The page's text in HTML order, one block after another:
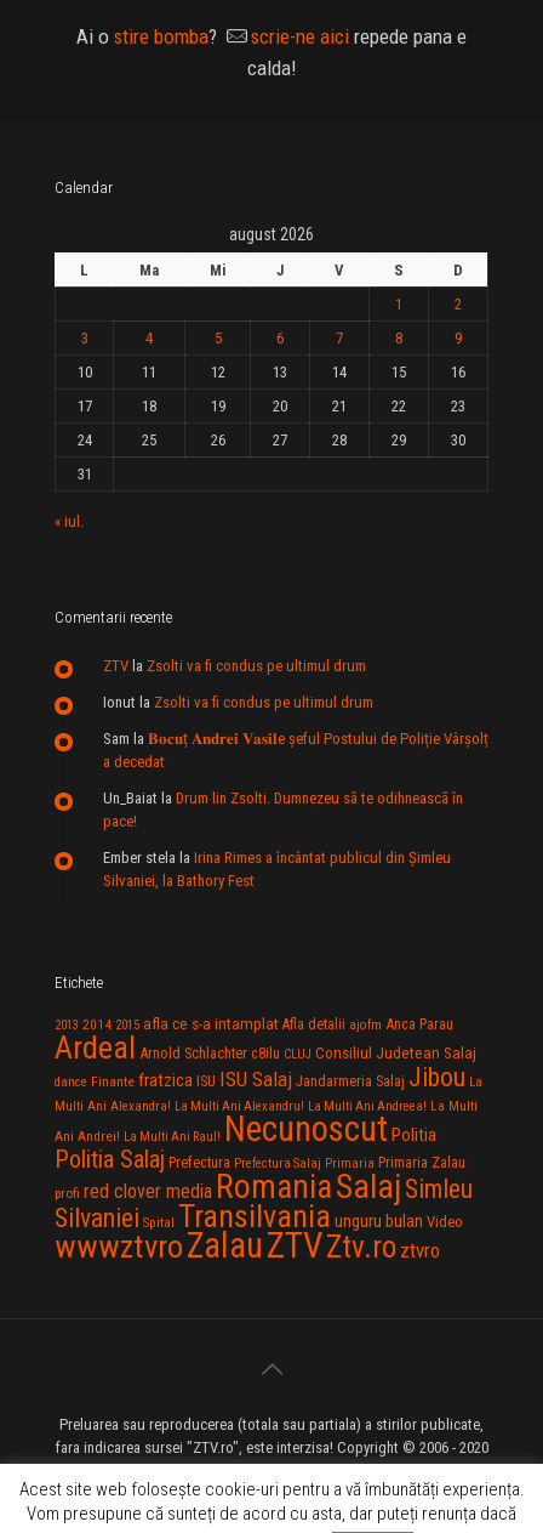
Ai o stire bomba? scrie-ne aici repede pana e
calda!
Calendar
august 2026
L Ma Mi J V S
D
1
2
3
4 5 6 7 8
9
10
11 12 13 14 15
16
17
18 19 20 21 22
23
24
25 26 27 28 29
30
31
« iul.
Comentarii recente
ZTV la Zsolti va fi condus pe ultimul drum
Ionut la Zsolti va fi condus pe ultimul drum
Sam la 𝐁𝐨𝐜𝐮ț 𝐀𝐧𝐝𝐫𝐞𝐢 𝐕𝐚𝐬𝐢𝐥e şeful Postului de Poliție Vârșolț
a decedat
Un_Baiat la Drum lin Zsolti. Dumnezeu sã te odihneascã în
pace!
Ember stela la Irina Rimes a încântat publicul din Şimleu
Silvaniei, la Bathory Fest
Etichete
2013 2014 2015 afla ce s-a intamplat Afla detalii ajofm Anca Parau
Ardeal Arnold Schlachter c8ilu CLUJ Consiliul Judetean Salaj
dance Finante fratzica ISU ISU Salaj Jandarmeria Salaj Jibou La
Multi Ani Alexandra! La Multi Ani Alexandru! La Multi Ani Andreea! La Multi
Ani Andrei! La Multi Ani Raul! Necunoscut Politia
Politia Salaj Prefectura Prefectura Salaj Primaria Primaria Zalau
profi red clover media RomaniaSalaj Simleu
Silvaniei Spital Transilvania unguru bulan Video
wwwztvroZalauZTVZtv.ro ztvro
Preluarea sau reproducerea (totala sau partiala) a stirilor publicate,
fara indicarea sursei "ZTV.ro", este interzisa! Copyright © 2006 - 2020
Acest site web folosește cookie-uri pentru a vă îmbunătăți experiența.
Vom presupune că sunteți de acord cu asta, dar puteți renunța dacă